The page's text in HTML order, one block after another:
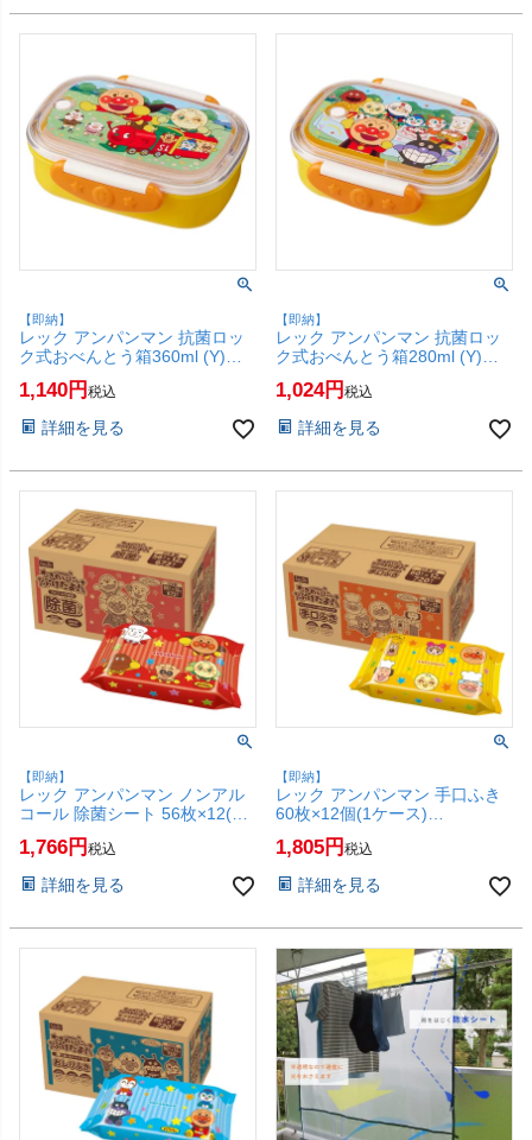
【即納】
レック アンパンマン 抗菌ロッ
ク式おべんとう箱360ml (Y)
A00243【LEC お弁当箱 ランチ
ボックス 子供用 こども用 電子
黄色】【SBT】(6056449)
1,140 税込
詳細を見る
【即納】
レック アンパンマン 抗菌ロッ
ク式おべんとう箱280ml (Y)
A00241【LEC お弁当箱 ランチ
ボックス 子供用 こども用 電子
黄色】【SBT】(6056447)
1,024 税込
詳細を見る
【即納】
レック アンパンマン ノンアル
コール 除菌シート 56枚×12(1
ケース) A00332【ウェットティ
シュ LEC アンパンマン ケース
(6045207)
1,766 税込
詳細を見る
【即納】
レック アンパンマン 手口ふき
60枚×12個(1ケース)
A00329【ウェットティシュ ウ
ェットシート ウェットティッシ
【SBT】 (6045204)
1,805 税込
詳細を見る